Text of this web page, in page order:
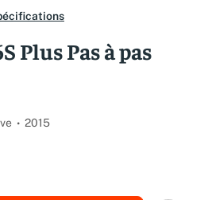
Plus Pas à pas
2015